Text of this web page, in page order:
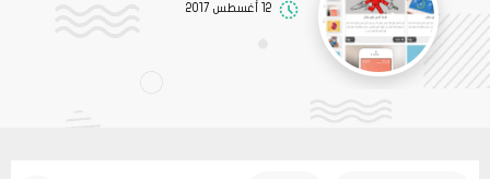
12 أغسطس 2017